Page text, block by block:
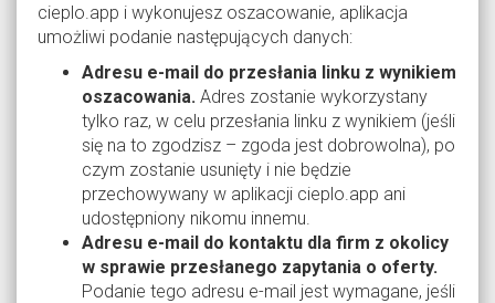
cieplo.app i wykonujesz oszacowanie, aplikacja
umożliwi podanie następujących danych:
Adresu e-mail do przesłania linku z wynikiem
oszacowania. Adres zostanie wykorzystany
tylko raz, w celu przesłania linku z wynikiem (jeśli
się na to zgodzisz – zgoda jest dobrowolna), po
czym zostanie usunięty i nie będzie
przechowywany w aplikacji cieplo.app ani
udostępniony nikomu innemu.
Adresu e-mail do kontaktu dla firm z okolicy
w sprawie przesłanego zapytania o oferty.
Podanie tego adresu e-mail jest wymagane, jeśli